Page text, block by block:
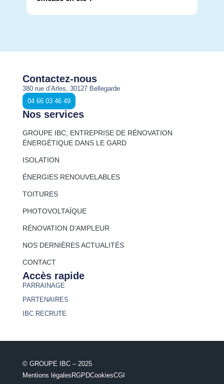
Nos services
GROUPE IBC, ENTREPRISE DE RÉNOVATION
ÉNERGÉTIQUE DANS LE GARD
ISOLATION
ÉNERGIES RENOUVELABLES
TOITURES
PHOTOVOLTAÏQUE
RÉNOVATION D’AMPLEUR
NOS DERNIÈRES ACTUALITÉS
CONTACT
Accès rapide
PARRAINAGE
PARTENAIRES
IBC RECRUTE
Contactez-nous
380 rue d’Arles, 30127 Bellegarde
04 66 03 46 49
© GROUPE IBC – 2025
Mentions légales RGPDCookiesCGI